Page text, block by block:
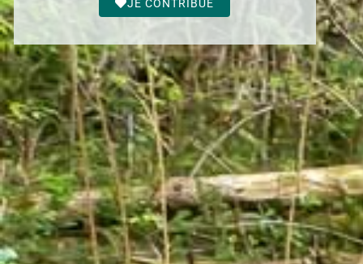
JE CONTRIBUE